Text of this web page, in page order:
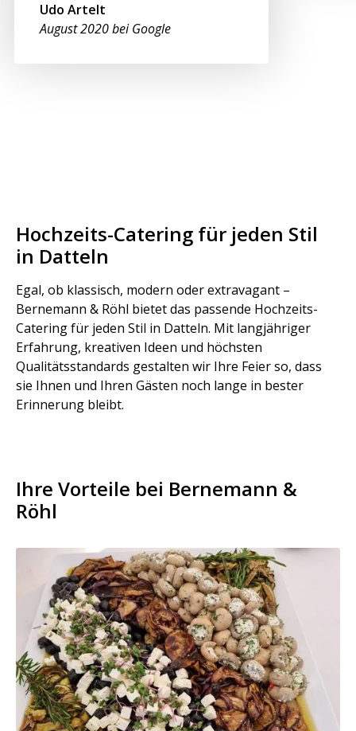
Udo Artelt
August 2020 bei Google
Hochzeits-Catering für jeden Stil
in Datteln
Egal, ob klassisch, modern oder extravagant –
Bernemann & Röhl bietet das passende Hochzeits-
Catering für jeden Stil in Datteln. Mit langjähriger
Erfahrung, kreativen Ideen und höchsten
Qualitätsstandards gestalten wir Ihre Feier so, dass
sie Ihnen und Ihren Gästen noch lange in bester
Erinnerung bleibt.
Ihre Vorteile bei Bernemann &
Röhl